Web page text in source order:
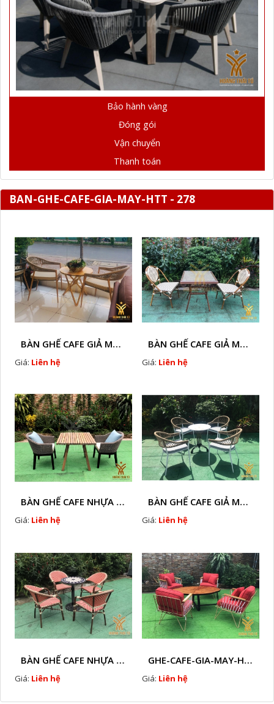
Bảo hành vàng
Đóng gói
Vận chuyển
Thanh toán
BAN-GHE-CAFE-GIA-MAY-HTT - 278
BÀN GHẾ CAFE GIẢ MÂY HTT - L128A
Giá: Liên hệ
BÀN GHẾ CAFE GIẢ MÂY HTT - LS132
Giá: Liên hệ
BÀN GHẾ CAFE NHỰA GIÃ MÂY HTT - L32
Giá: Liên hệ
BÀN GHẾ CAFE GIẢ MÂY HTT - L128
Giá: Liên hệ
BÀN GHẾ CAFE NHỰA GIẢ MÂY HTT - L112
Giá: Liên hệ
GHE-CAFE-GIA-MAY-HTT - L110
Giá: Liên hệ